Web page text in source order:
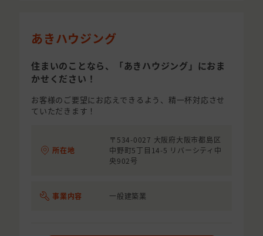
あきハウジング
住まいのことなら、「あきハウジング」におま
かせください！
お客様のご要望にお応えできるよう、精一杯対応させ
ていただきます！
所在地
〒534-0027 大阪府大阪市都島区
中野町5丁目14-5 リバーシティ中
央902号
事業内容 一般建築業